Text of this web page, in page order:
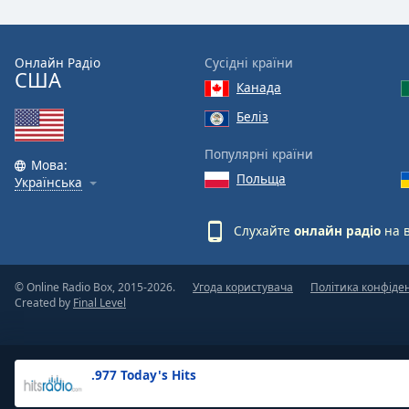
Text
Opacity
Background
.977 Today's Hits
Онлайн Радіо
США
Мова:
Українська
Сусідні країни
Канада
Беліз
Популярні країни
Польща
Слухайте онлайн радіо на
© Online Radio Box, 2015-2026.
Created by Final Level
Угода користувача Політика